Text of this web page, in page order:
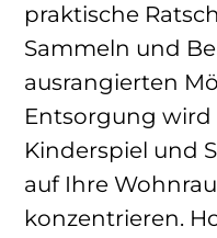
praktische
Sammeln und
ausrangierten
Entsorgung
Kinderspiel und
auf Ihre
konzentrieren.